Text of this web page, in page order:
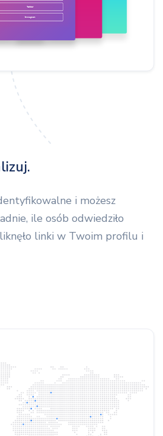
i możesz
ile osób odwiedziło
linki w Twoim profilu i